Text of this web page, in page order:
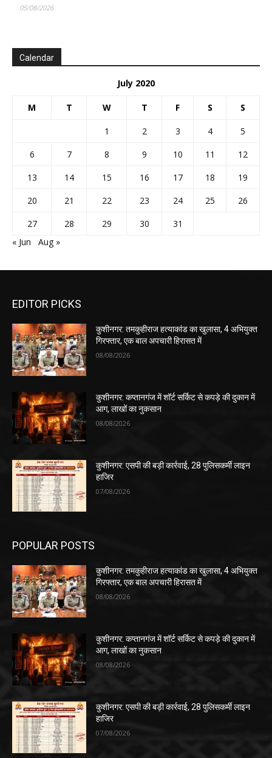
05/08/2026
Calendar
July 2020
M T W T F S S
1 2 3 4
5
6
7 8 9 10 11
12
13
14 15 16 17 18
19
20
21 22 23 24 25
26
27
28 29 30
31
« Jun
Aug »
EDITOR PICKS
कुशीनगर: तमकुहीराज हत्याकांड का खुलासा, 4 अभियुक्त
गिरफ्तार, एक बाल अपचारी हिरासत में
08/08/2026
कुशीनगर: कप्तानगंज में शॉर्ट सर्किट से कपड़े की दुकान में
आग, लाखों का नुकसान
08/08/2026
कुशीनगर: एसपी की बड़ी कार्रवाई, 28 पुलिसकर्मी लाइन
हाजिर
07/08/2026
POPULAR POSTS
कुशीनगर: तमकुहीराज हत्याकांड का खुलासा, 4 अभियुक्त
गिरफ्तार, एक बाल अपचारी हिरासत में
08/08/2026
कुशीनगर: कप्तानगंज में शॉर्ट सर्किट से कपड़े की दुकान में
आग, लाखों का नुकसान
08/08/2026
कुशीनगर: एसपी की बड़ी कार्रवाई, 28 पुलिसकर्मी लाइन
हाजिर
07/08/2026